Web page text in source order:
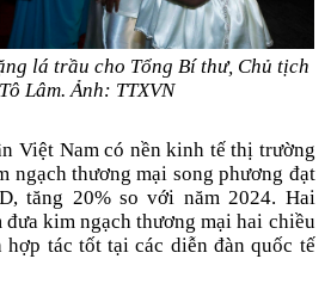
lá trầu cho Tổng Bí thư, Chủ tịch
Lâm. Ảnh: TTXVN
Việt Nam có nền kinh tế thị trường
ngạch thương mại song phương đạt
tăng 20% so với năm 2024. Hai
đưa kim ngạch thương mại hai chiều
hợp tác tốt tại các diễn đàn quốc tế